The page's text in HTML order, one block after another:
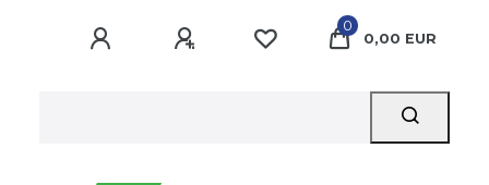
0
0,00 EUR